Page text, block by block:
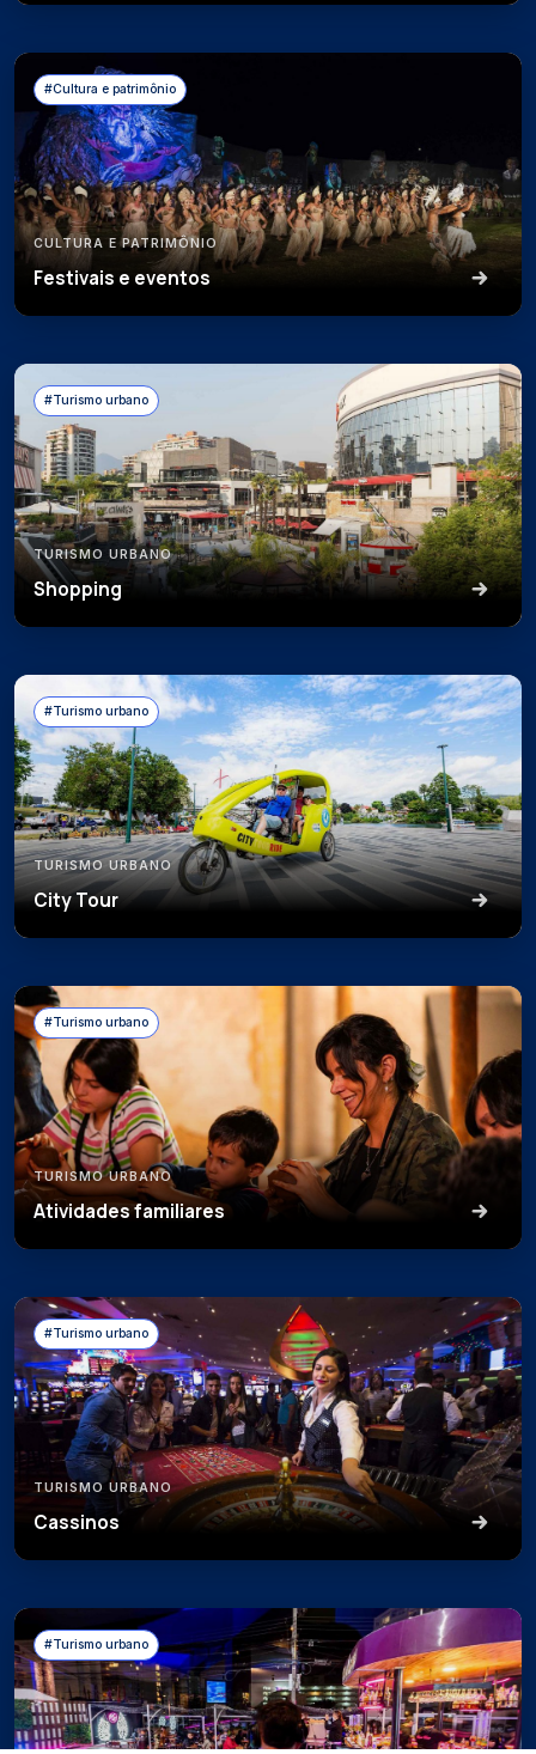
#Cultura e patrimônio
CULTURA E PATRIMÔNIO
Festivais e eventos
#Turismo urbano
TURISMO URBANO
Shopping
#Turismo urbano
TURISMO URBANO
City Tour
#Turismo urbano
TURISMO URBANO
Atividades familiares
#Turismo urbano
TURISMO URBANO
Cassinos
#Turismo urbano